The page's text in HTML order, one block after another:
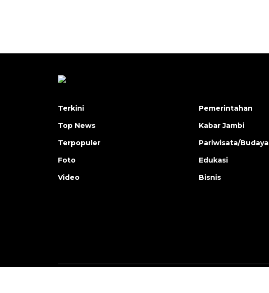
Terkini
Top News
Terpopuler
Foto
Video
Pemerintahan
Kabar Jambi
Pariwisata/Budaya
Edukasi
Bisnis